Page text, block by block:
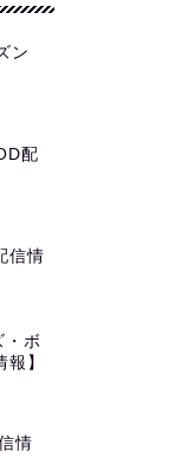
ン
配
信情
・ボ
】
情